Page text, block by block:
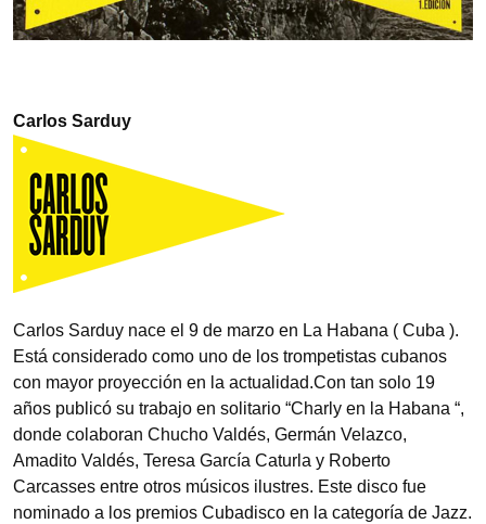
Carlos Sarduy
Carlos Sarduy nace el 9 de marzo en La Habana ( Cuba ).
Está considerado como uno de los trompetistas cubanos
con mayor proyección en la actualidad.Con tan solo 19
años publicó su trabajo en solitario “Charly en la Habana “,
donde colaboran Chucho Valdés, Germán Velazco,
Amadito Valdés, Teresa García Caturla y Roberto
Carcasses entre otros músicos ilustres. Este disco fue
nominado a los premios Cubadisco en la categoría de Jazz.